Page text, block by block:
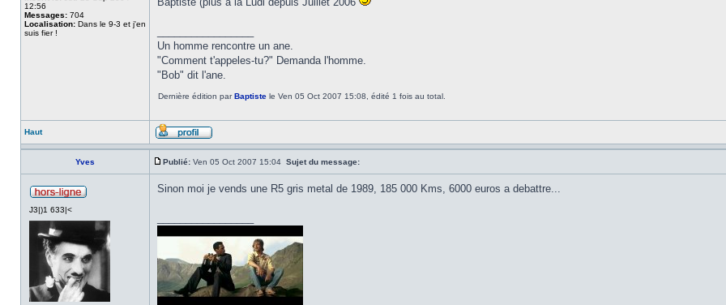
12:56
Messages: 704
Localisation: Dans le 9-3 et j'en
suis fier !
Un homme rencontre un ane.
"Comment t'appeles-tu?" Demanda l'homme.
"Bob" dit l'ane.
Dernière édition parBaptiste le Ven 05 Oct 2007 15:08, édité 1 fois au total.
Haut
Yves Publié: Ven 05 Oct 2007 15:04 Sujet du message:
J3|)1 633|<
Sinon moi je vends une R5 gris metal de 1989, 185 000 Kms, 6000 euros a debattre...